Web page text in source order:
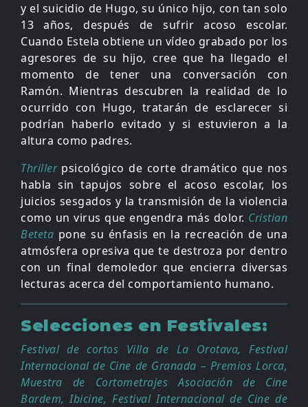
y el suicidio de Hugo, su único hijo, con tan solo
13 años, después de sufrir acoso escolar.
Cuando Estela obtiene un vídeo grabado por los
agresores de su hijo, cree que ha llegado el
momento de tener una conversación con
Ramón. Mientras descubren la realidad de lo
ocurrido con Hugo, tratarán de esclarecer si
podrían haberlo evitado y si estuvieron a la
altura como padres.
Thrillerpsicológico de corte dramático que nos
habla sin tapujos sobre el acoso escolar, los
juicios sesgados y la transmisión de la violencia
como un virus que engendra más dolor. Cristian
Beteta pone su énfasis en la recreación de una
atmósfera opresiva que te destroza por dentro
con un final demoledor que encierra diversas
lecturas acerca del comportamiento humano.
Selecciones en Festivales:
Festival de cortos Villa de La Orotava, Festival
Internacional de Cine de Granada – Premios Lorca,
Muestra de Cortometrajes Asociación de Cine
Bardem, Ibicine, Festival Internacional de Cine de